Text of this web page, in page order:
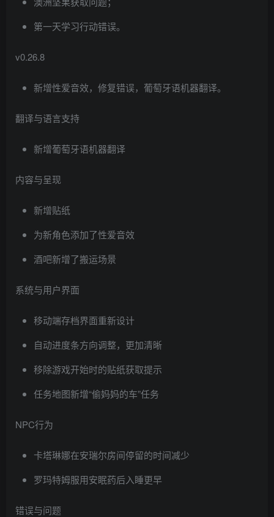
第一天学习行动错误。
v0.26.8
新增性爱音效，修复错误，葡萄牙语机器翻译。
翻译与语言支持
新增葡萄牙语机器翻译
内容与呈现
新增贴纸
为新角色添加了性爱音效
酒吧新增了搬运场景
系统与用户界面
移动端存档界面重新设计
自动进度条方向调整，更加清晰
移除游戏开始时的贴纸获取提示
任务地图新增“偷妈妈的车”任务
NPC行为
卡塔琳娜在安瑞尔房间停留的时间减少
罗玛特姆服用安眠药后入睡更早
错误与问题